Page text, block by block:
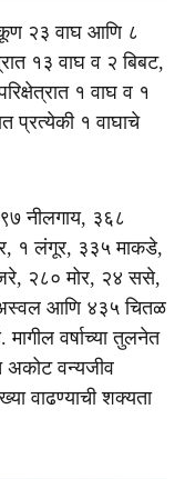
२३ वाघ आणि ८
१३ वाघ व २ बिबट,
१ वाघ व १
प्रत्येकी १ वाघाचे
नीलगाय, ३६८
१ लंगूर, ३३५ माकडे,
२८० मोर, २४ ससे,
अस्वल आणि ४३५ चितळ
मागील वर्षाच्या तुलनेत
अकोट वन्यजीव
वाढण्याची शक्यता